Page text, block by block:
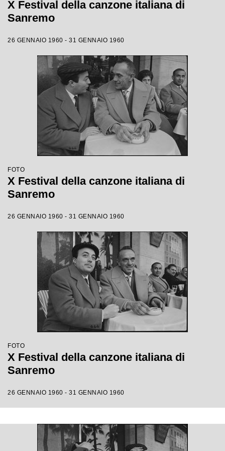
X Festival della canzone italiana di
Sanremo
26 GENNAIO 1960 - 31 GENNAIO 1960
FOTO
X Festival della canzone italiana di
Sanremo
26 GENNAIO 1960 - 31 GENNAIO 1960
FOTO
X Festival della canzone italiana di
Sanremo
26 GENNAIO 1960 - 31 GENNAIO 1960